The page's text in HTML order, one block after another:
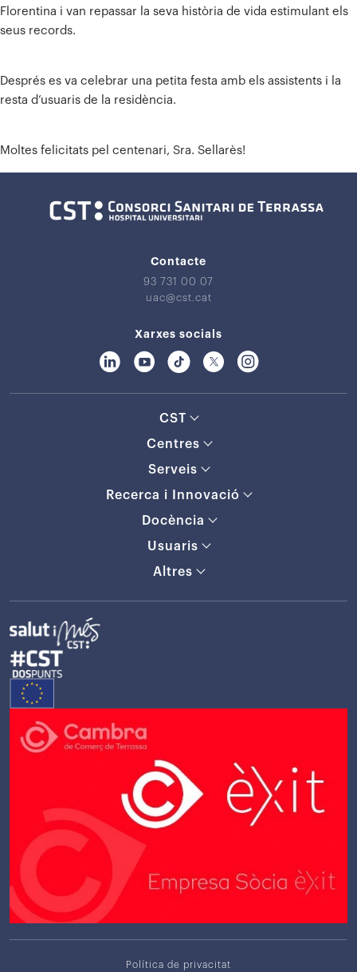
Florentina i van repassar la seva història de vida estimulant els
seus records.
Després es va celebrar una petita festa amb els assistents i la
resta d’usuaris de la residència.
Moltes felicitats pel centenari, Sra. Sellarès!
Contacte
93 731 00 07
uac@cst.cat
Xarxes socials
CST
Centres
Serveis
Recerca i Innovació
Docència
Usuaris
Altres
Política de privacitat